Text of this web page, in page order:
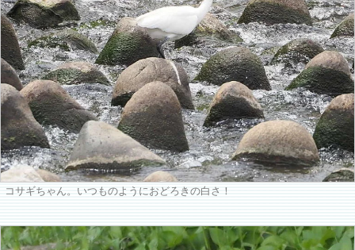
コサギちゃん。いつものようにおどろきの白さ！